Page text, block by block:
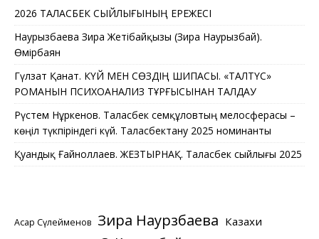
2026 ТАЛАСБЕК СЫЙЛЫҒЫНЫҢ ЕРЕЖЕСІ
Наурызбаева Зира Жетібайқызы (Зира Наурызбай).
Өмірбаян
Гүлзат Қанат. КҮЙ МЕН СӨЗДІҢ ШИПАСЫ. «ТАЛТҮС»
РОМАНЫН ПСИХОАНАЛИЗ ТҰРҒЫСЫНАН ТАЛДАУ
Рүстем Нұркенов. Таласбек Әсемқұловтың мелосферасы –
көңіл түкпіріндегі күй. Таласбектану 2025 номинанты
Қуандық Ғайноллаев. ЖЕЗТЫРНАҚ. Таласбек сыйлығы 2025
Асқар Сүлейменов Зира Наурзбаева Казахи